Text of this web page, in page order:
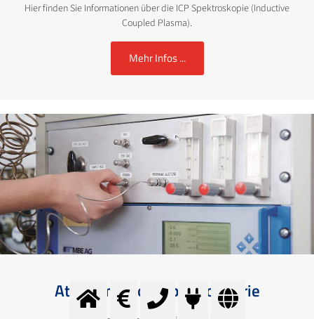
Hier finden Sie Informationen über die ICP Spektroskopie (Inductive
Coupled Plasma).
Mehr Infos ...
Atomemissionsspektrometrie